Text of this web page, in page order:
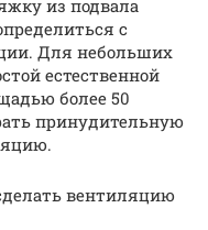
из подвала
с
Для небольших
естественной
более 50
принудительную
вентиляцию